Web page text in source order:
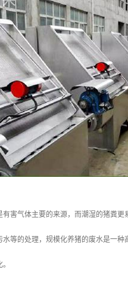
害气体主要的来源，而潮湿的猪粪
等的处理，规模化养猪的废水是一